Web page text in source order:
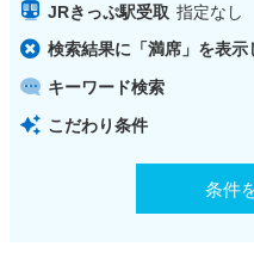
JRきっぷ駅受取 指定なし
検索結果に「満席」を表示
キーワード検索
こだわり条件
条件